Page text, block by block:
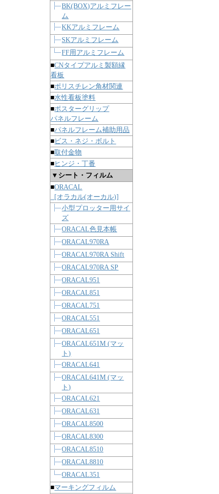
BK(BOX)アルミフレー
ム
KKアルミフレーム
SKアルミフレーム
FF用アルミフレーム
■CNタイプアルミ製額縁
看板
■ポリスチレン角材関連
■水性看板塗料
■ポスターグリップ
パネルフレーム
■パネルフレーム補助用品
■ビス・ネジ・ボルト
■取付金物
■ ヒンジ・丁番
▼シート・フィルム
■ORACAL
[オラカル(オーカル)]
小型プロッター用サイ
ズ
ORACAL色見本帳
ORACAL970RA
ORACAL970RA Shift
ORACAL970RA SP
ORACAL951
ORACAL851
ORACAL751
ORACAL551
ORACAL651
ORACAL651M (マッ
ト)
ORACAL641
ORACAL641M (マッ
ト)
ORACAL621
ORACAL631
ORACAL8500
ORACAL8300
ORACAL8510
ORACAL8810
ORACAL351
■マーキングフィルム